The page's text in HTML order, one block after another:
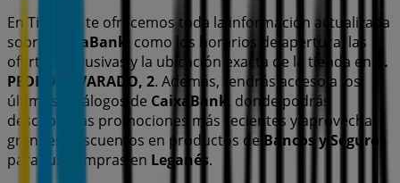
En Tiendeo te ofrecemos toda la información actualizada
sobre
CaixaBank
, como los horarios de apertura, las
ofertas exclusivas y la ubicación exacta de la tienda en
C.
PEDRO ALVARADO, 2. Además, tendrás acceso a los
últimos catálogos de CaixaBank , donde podrás
descubrir las promociones más recientes y aprovechar
grandes descuentos en productos de Bancos y Seguros
para tus compras en Leganés.